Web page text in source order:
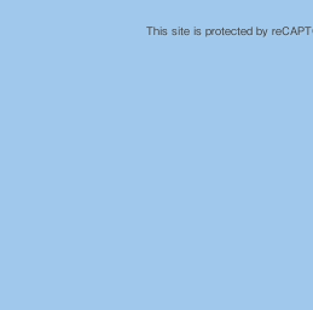
This site is protected by